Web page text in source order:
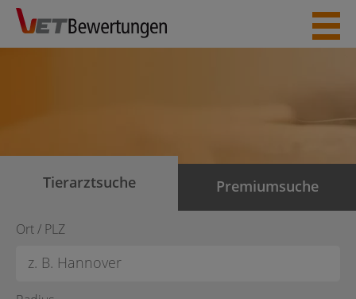
Skip
content
Tierarztsuche Premiumsuche
Ort / PLZ